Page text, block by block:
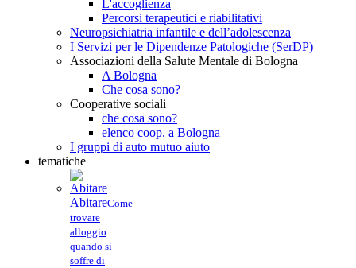
L'accoglienza
Percorsi terapeutici e riabilitativi
Neuropsichiatria infantile e dell’adolescenza
I Servizi per le Dipendenze Patologiche (SerDP)
Associazioni della Salute Mentale di Bologna
A Bologna
Che cosa sono?
Cooperative sociali
che cosa sono?
elenco coop. a Bologna
I gruppi di auto mutuo aiuto
tematiche
AbitareCome
trovare
alloggio
quando si
soffre di